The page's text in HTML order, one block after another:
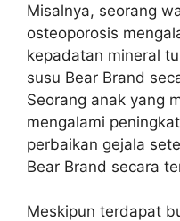
Misalnya, seorang
osteoporosis
kepadatan mineral
susu Bear Brand
Seorang anak yang
mengalami
perbaikan gejala
Bear Brand secara
Meskipun terdapat